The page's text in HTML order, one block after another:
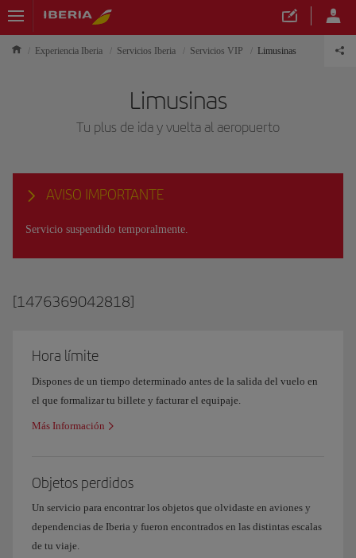
Experiencia Iberia Servicios Iberia Servicios VIP Limusinas
Limusinas
Tu plus de ida y vuelta al aeropuerto
AVISO IMPORTANTE
Servicio suspendido temporalmente.
[1476369042818]
Hora límite
Dispones de un tiempo determinado antes de la salida del vuelo en
el que formalizar tu billete y facturar el equipaje.
Más Información
Objetos perdidos
Un servicio para encontrar los objetos que olvidaste en aviones y
dependencias de Iberia y fueron encontrados en las distintas escalas
de tu viaje.